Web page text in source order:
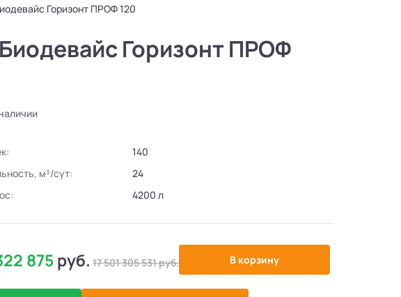
Горизонт ПРОФ 120
Горизонт ПРОФ
140
м³/сут:
24
4200 л
875руб. 17 501 305 531руб. В корзину